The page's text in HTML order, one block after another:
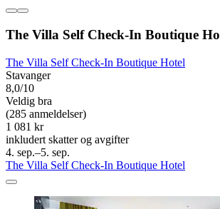
The Villa Self Check-In Boutique
The Villa Self Check-In Boutique Hotel
Stavanger
8,0/10
Veldig bra
(285 anmeldelser)
1 081 kr
inkludert skatter og avgifter
4. sep.–5. sep.
The Villa Self Check-In Boutique Hotel